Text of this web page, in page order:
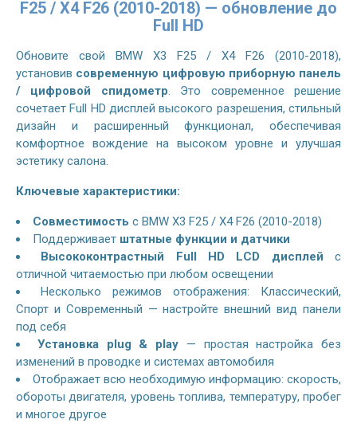
F25 / X4 F26 (2010-2018) — обновление до
Full HD
Обновите свой BMW X3 F25 / X4 F26 (2010-2018),
установив современную цифровую приборную панель
/ цифровой спидометр. Это современное решение
сочетает Full HD дисплей высокого разрешения, стильный
дизайн и расширенный функционал, обеспечивая
комфортное вождение на высоком уровне и улучшая
эстетику салона.
Ключевые характеристики:
Совместимость с BMW X3 F25 / X4 F26 (2010-2018)
Поддерживает штатные функции и датчики
Высококонтрастный Full HD LCD дисплей с
отличной читаемостью при любом освещении
Несколько режимов отображения: Классический,
Спорт и Современный — настройте внешний вид панели
под себя
Установка plug & play — простая настройка без
изменений в проводке и системах автомобиля
Отображает всю необходимую информацию: скорость,
обороты двигателя, уровень топлива, температуру, пробег
и многое другое